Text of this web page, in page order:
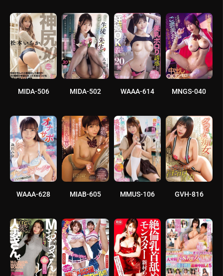
MIDA-506 MIDA-502 WAAA-614 MNGS-040
WAAA-628 MIAB-605 MMUS-106 GVH-816